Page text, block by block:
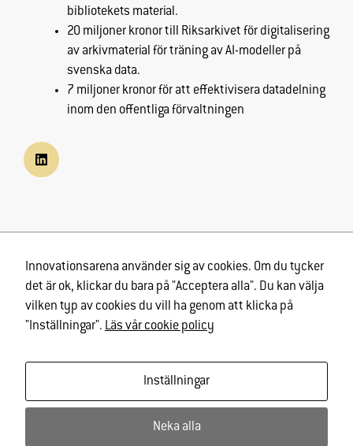
bibliotekets material.
20 miljoner kronor till Riksarkivet för digitalisering
av arkivmaterial för träning av AI-modeller på
svenska data.
7 miljoner kronor för att effektivisera datadelning
inom den offentliga förvaltningen
Hem
Erbjudande
Om Innovationsarenan
Nyhetsbrev
Cookieshantering
Innovationsarena använder sig av cookies. Om du tycker
det är ok, klickar du bara på "Acceptera alla". Du kan välja
vilken typ av cookies du vill ha genom att klicka på
"Inställningar". Läs vår cookie policy
Inställningar
Neka alla